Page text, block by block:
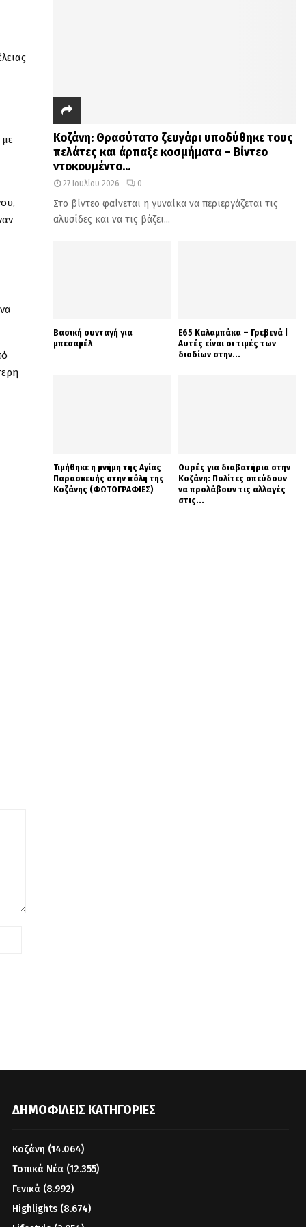
Κοζάνη: Θρασύτατο ζευγάρι υποδύθηκε τους
πελάτες και άρπαξε κοσμήματα – Βίντεο
ντοκουμέντο...
27 Ιουλίου 2026 0
Στο βίντεο φαίνεται η γυναίκα να περιεργάζεται τις
αλυσίδες και να τις βάζει...
Βασική συνταγή για
μπεσαμέλ
Ε65 Καλαμπάκα – Γρεβενά |
Αυτές είναι οι τιμές των
διοδίων στην...
Τιμήθηκε η μνήμη της Αγίας
Παρασκευής στην πόλη της
Κοζάνης (ΦΩΤΟΓΡΑΦΙΕΣ)
Ουρές για διαβατήρια στην
Κοζάνη: Πολίτες σπεύδουν
να προλάβουν τις αλλαγές
στις...
ΔΗΜΟΦΙΛΕΊΣ ΚΑΤΗΓΟΡΊΕΣ
Κοζάνη (14.064)
Τοπικά Νέα (12.355)
Γενικά (8.992)
Highlights (8.674)